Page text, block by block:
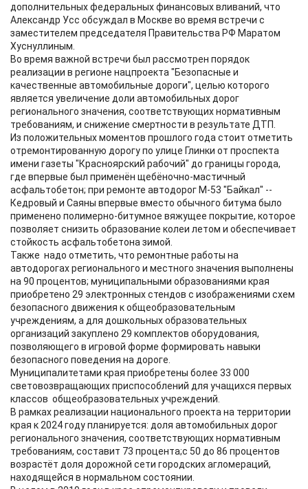
дополнительных федеральных финансовых вливаний, что
Александр Усс обсуждал в Москве во время встречи с
заместителем председателя Правительства РФ Маратом
Хуснуллиным.
Во время важной встречи был рассмотрен порядок
реализации в регионе нацпроекта "Безопасные и
качественные автомобильные дороги", целью которого
является увеличение доли автомобильных дорог
регионального значения, соответствующих нормативным
требованиям, и снижение смертности в результате ДТП.
Из положительных моментов прошлого года стоит отметить
отремонтированную дорогу по улице Глинки от проспекта
имени газеты "Красноярский рабочий" до границы города,
где впервые был применён щебёночно-мастичный
асфальтобетон; при ремонте автодорог М-53 "Байкал" --
Кедровый и Саяны впервые вместо обычного битума было
применено полимерно-битумное вяжущее покрытие, которое
позволяет снизить образование колеи летом и обеспечивает
стойкость асфальтобетона зимой.
Также надо отметить, что ремонтные работы на
автодорогах регионального и местного значения выполнены
на 90 процентов; муниципальными образованиями края
приобретено 29 электронных стендов с изображениями схем
безопасного движения к общеобразовательным
учреждениям, а для дошкольных образовательных
организаций закуплено 29 комплектов оборудования,
позволяющего в игровой форме формировать навыки
безопасного поведения на дороге.
Муниципалитетами края приобретены более 33 000
световозвращающих приспособлений для учащихся первых
классов общеобразовательных учреждений.
В рамках реализации национального проекта на территории
края к 2024 году планируется: доля автомобильных дорог
регионального значения, соответствующих нормативным
требованиям, составит 73 процента;с 50 до 86 процентов
возрастёт доля дорожной сети городских агломераций,
находящейся в нормальном состоянии.